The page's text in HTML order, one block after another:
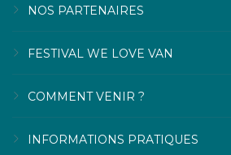
NOS PARTENAIRES
FESTIVAL WE LOVE VAN
COMMENT VENIR ?
INFORMATIONS PRATIQUES